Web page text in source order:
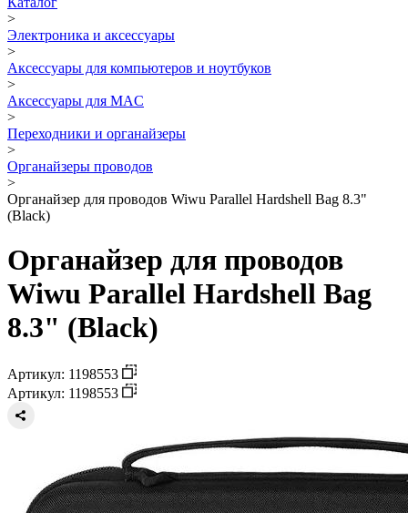
>
Электроника и аксессуары
>
Аксессуары для компьютеров и ноутбуков
>
Аксессуары для MAC
>
Переходники и органайзеры
>
Органайзеры проводов
>
Органайзер для проводов Wiwu Parallel Hardshell Bag 8.3"
(Black)
Органайзер для проводов
Wiwu Parallel Hardshell Bag
8.3" (Black)
Артикул: 1198553
Артикул: 1198553